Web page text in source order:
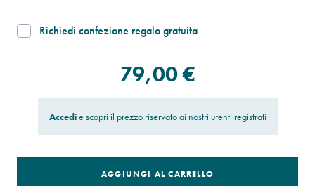
Richiedi confezione regalo gratuita
79,00 €
Accedie scopri il prezzo riservato ai nostri utenti registrati
AGGIUNGI AL CARRELLO